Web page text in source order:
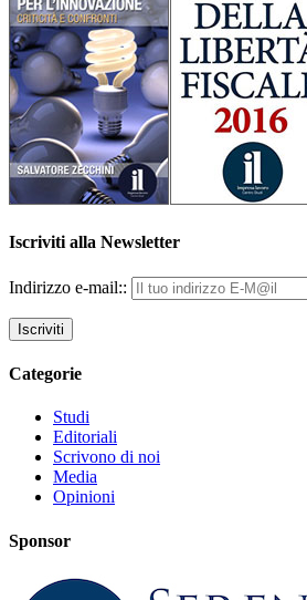
Iscriviti alla Newsletter
Indirizzo e-mail::
Categorie
Studi
Editoriali
Scrivono di noi
Media
Opinioni
Sponsor